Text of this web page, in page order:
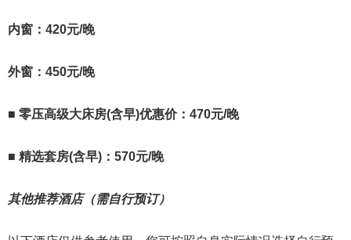
内窗： 420元/晚
外窗：450元/晚
■ 零压高级大床房(含早)优惠价：470元/晚
■ 精选套房(含早)：570元/晚
其他推荐酒店（需自行预订）